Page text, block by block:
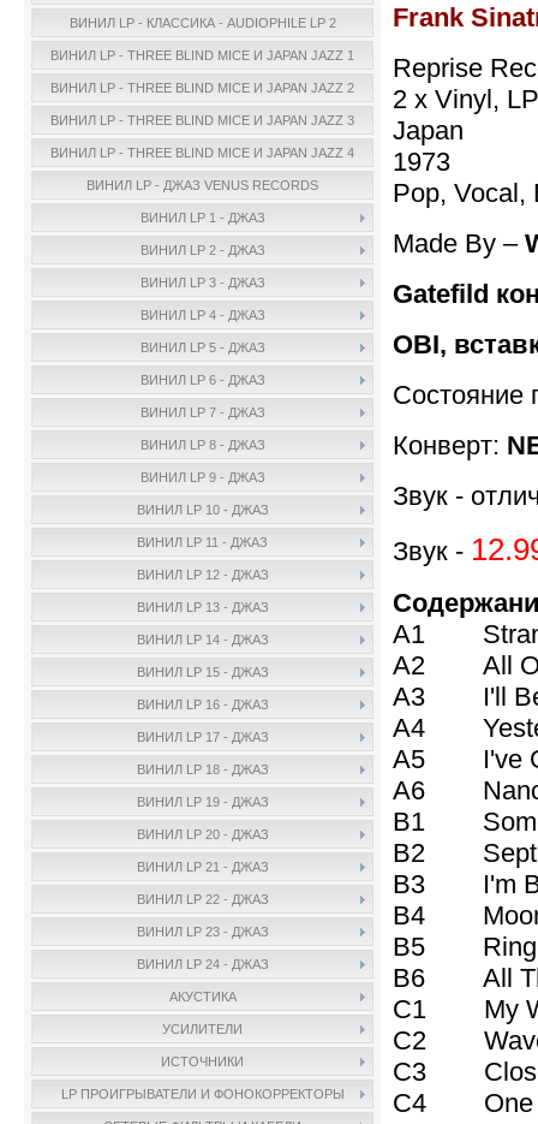
ВИНИЛ LP - КЛАССИКА - AUDIOPHILE LP 2
ВИНИЛ LP - THREE BLIND MICE И JAPAN JAZZ 1
ВИНИЛ LP - THREE BLIND MICE И JAPAN JAZZ 2
ВИНИЛ LP - THREE BLIND MICE И JAPAN JAZZ 3
ВИНИЛ LP - THREE BLIND MICE И JAPAN JAZZ 4
ВИНИЛ LP - ДЖАЗ VENUS RECORDS
ВИНИЛ LP 1 - ДЖАЗ
ВИНИЛ LP 2 - ДЖАЗ
ВИНИЛ LP 3 - ДЖАЗ
ВИНИЛ LP 4 - ДЖАЗ
ВИНИЛ LP 5 - ДЖАЗ
ВИНИЛ LP 6 - ДЖАЗ
ВИНИЛ LP 7 - ДЖАЗ
ВИНИЛ LP 8 - ДЖАЗ
ВИНИЛ LP 9 - ДЖАЗ
ВИНИЛ LP 10 - ДЖАЗ
ВИНИЛ LP 11 - ДЖАЗ
ВИНИЛ LP 12 - ДЖАЗ
ВИНИЛ LP 13 - ДЖАЗ
ВИНИЛ LP 14 - ДЖАЗ
ВИНИЛ LP 15 - ДЖАЗ
ВИНИЛ LP 16 - ДЖАЗ
ВИНИЛ LP 17 - ДЖАЗ
ВИНИЛ LP 18 - ДЖАЗ
ВИНИЛ LP 19 - ДЖАЗ
ВИНИЛ LP 20 - ДЖАЗ
ВИНИЛ LP 21 - ДЖАЗ
ВИНИЛ LP 22 - ДЖАЗ
ВИНИЛ LP 23 - ДЖАЗ
ВИНИЛ LP 24 - ДЖАЗ
АКУСТИКА
УСИЛИТЕЛИ
ИСТОЧНИКИ
LP ПРОИГРЫВАТЕЛИ И ФОНОКОРРЕКТОРЫ
Frank
Reprise
2 x Vinyl,
Japan
1973
Pop, Vocal,
Made By –
Gatefild
OBI,
Состояние
Конверт:
Звук -
Звук -
A1
A2 All Or
A3 I'll Be
A4
A5 I've
A6
B1
B2
B3 I'm
B4
B5 Ring-
B6 All
C1 My
C2
C3 Close
C4 One